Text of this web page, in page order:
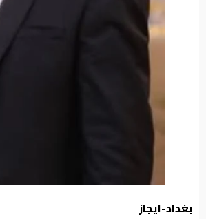
بغداد-ايجاز